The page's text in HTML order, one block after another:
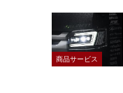
商品サービス